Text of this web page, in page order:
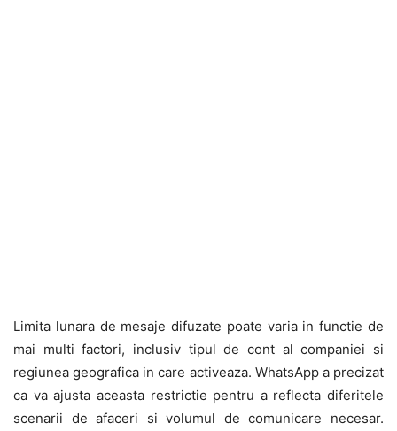
Limita lunara de mesaje difuzate poate varia in functie de
mai multi factori, inclusiv tipul de cont al companiei si
regiunea geografica in care activeaza. WhatsApp a precizat
ca va ajusta aceasta restrictie pentru a reflecta diferitele
scenarii de afaceri si volumul de comunicare necesar.